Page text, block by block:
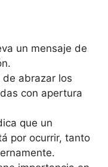
un mensaje de
abrazar los
con apertura
que un
por ocurrir, tanto